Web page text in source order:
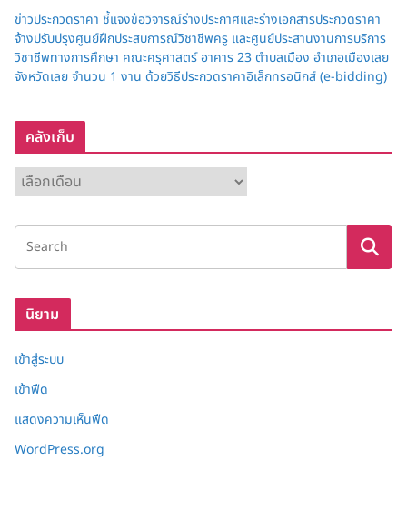
ข่าวประกวดราคา ชี้แจงข้อวิจารณ์ร่างประกาศและร่างเอกสารประกวดราคา
จ้างปรับปรุงศูนย์ฝึกประสบการณ์วิชาชีพครู และศูนย์ประสานงานการบริการ
วิชาชีพทางการศึกษา คณะครุศาสตร์ อาคาร 23 ตำบลเมือง อำเภอเมืองเลย
จังหวัดเลย จำนวน 1 งาน ด้วยวิธีประกวดราคาอิเล็กทรอนิกส์ (e-bidding)
คลังเก็บ
ลั
ง
ก็
นิยาม
เข้าสู่ระบบ
เข้าฟีด
แสดงความเห็นฟีด
WordPress.org